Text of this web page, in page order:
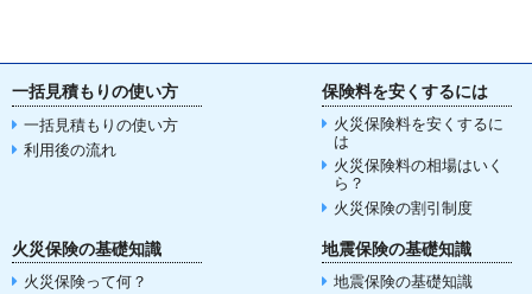
一括見積もりの使い方
一括見積もりの使い方
利用後の流れ
保険料を安くするには
火災保険料を安くするに
は
火災保険料の相場はいく
ら？
火災保険の割引制度
火災保険の基礎知識
火災保険って何？
地震保険の基礎知識
地震保険の基礎知識